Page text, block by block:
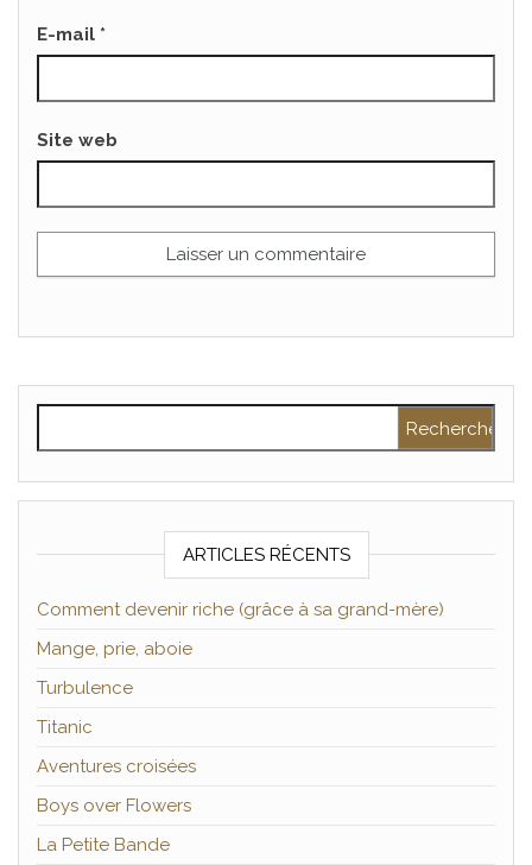
E-mail *
Site web
ARTICLES RÉCENTS
Comment devenir riche (grâce à sa grand-mère)
Mange, prie, aboie
Turbulence
Titanic
Aventures croisées
Boys over Flowers
La Petite Bande